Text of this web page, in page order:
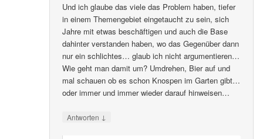
Und ich glaube das viele das Problem haben, tiefer
in einem Themengebiet eingetaucht zu sein, sich
Jahre mit etwas beschäftigen und auch die Base
dahinter verstanden haben, wo das Gegenüber dann
nur ein schlichtes… glaub ich nicht argumentieren…
Wie geht man damit um? Umdrehen, Bier auf und
mal schauen ob es schon Knospen im Garten gibt…
oder immer und immer wieder darauf hinweisen…
Antworten ↓